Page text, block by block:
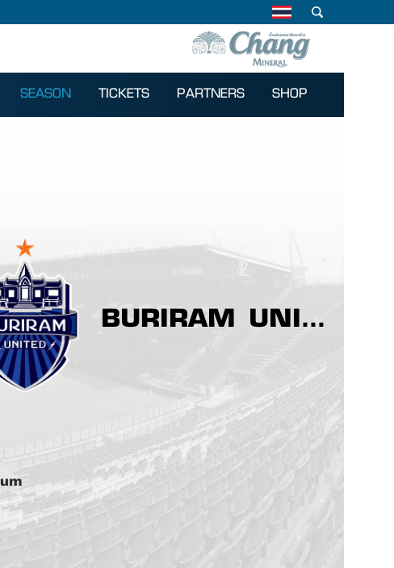
SEASON TICKETS PARTNERS
SHOP
BURIRAM UNITED